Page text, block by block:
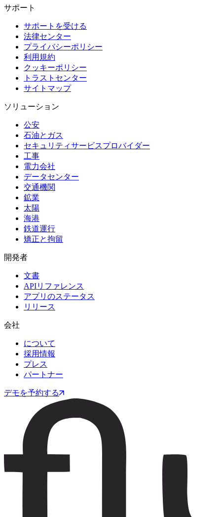
サポート
サポートを受ける
法律センター
プライバシーポリシー
利用規約
クッキーポリシー
トラストセンター
サイトマップ
ソリューション
公安
石油とガス
セキュリティサービスプロバイダー
工事
電力会社
データセンター
交通機関
鉱業
太陽
海港
鉄道運行
矯正と拘留
開発者
文書
APIリファレンス
アプリのステータス
リリース
会社
について
採用情報
プレス
パートナー
デモを予約する